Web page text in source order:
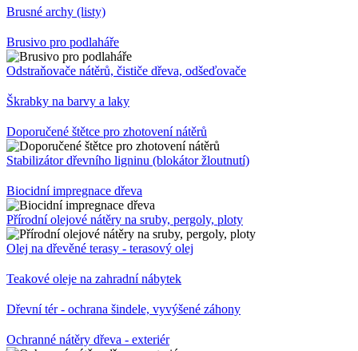
Brusné archy (listy)
Brusivo pro podlaháře
Odstraňovače nátěrů, čističe dřeva, odšeďovače
Škrabky na barvy a laky
Doporučené štětce pro zhotovení nátěrů
Stabilizátor dřevního ligninu (blokátor žloutnutí)
Biocidní impregnace dřeva
Přírodní olejové nátěry na sruby, pergoly, ploty
Olej na dřevěné terasy - terasový olej
Teakové oleje na zahradní nábytek
Dřevní tér - ochrana šindele, vyvýšené záhony
Ochranné nátěry dřeva - exteriér